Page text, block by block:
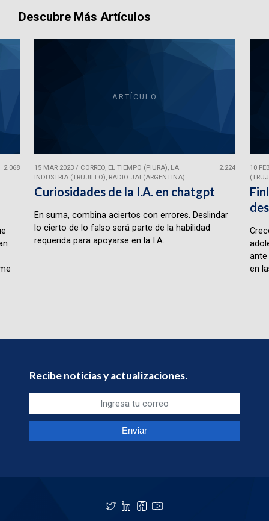
Descubre Más Artículos
2.068
ARTÍCULO
15 MAR 2023/ CORREO, EL TIEMPO (PIURA), LA
INDUSTRIA (TRUJILLO), RADIO JAI (ARGENTINA)
2.224
Curiosidades de la I.A. en chatgpt
En suma, combina aciertos con errores. Deslindar
lo cierto de lo falso será parte de la habilidad
requerida para apoyarse en la I.A.
10
en
Recibe noticias y actualizaciones.